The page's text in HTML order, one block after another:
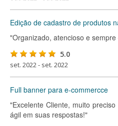
Edição de cadastro de produtos
"Organizado, atencioso e
5.0
set. 2022 - set. 2022
Full banner para e-commercce
"Excelente Cliente, muito
ágil em suas respostas!"